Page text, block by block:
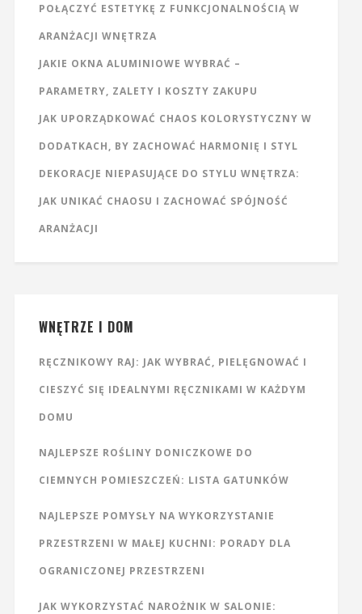
POŁĄCZYĆ ESTETYKĘ Z FUNKCJONALNOŚCIĄ W
ARANŻACJI WNĘTRZA
JAKIE OKNA ALUMINIOWE WYBRAĆ –
PARAMETRY, ZALETY I KOSZTY ZAKUPU
JAK UPORZĄDKOWAĆ CHAOS KOLORYSTYCZNY W
DODATKACH, BY ZACHOWAĆ HARMONIĘ I STYL
DEKORACJE NIEPASUJĄCE DO STYLU WNĘTRZA:
JAK UNIKAĆ CHAOSU I ZACHOWAĆ SPÓJNOŚĆ
ARANŻACJI
WNĘTRZE I DOM
RĘCZNIKOWY RAJ: JAK WYBRAĆ, PIELĘGNOWAĆ I
CIESZYĆ SIĘ IDEALNYMI RĘCZNIKAMI W KAŻDYM
DOMU
NAJLEPSZE ROŚLINY DONICZKOWE DO
CIEMNYCH POMIESZCZEŃ: LISTA GATUNKÓW
NAJLEPSZE POMYSŁY NA WYKORZYSTANIE
PRZESTRZENI W MAŁEJ KUCHNI: PORADY DLA
OGRANICZONEJ PRZESTRZENI
JAK WYKORZYSTAĆ NAROŻNIK W SALONIE: